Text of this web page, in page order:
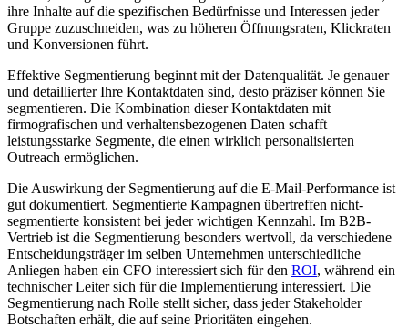
ihre Inhalte auf die spezifischen Bedürfnisse und Interessen jeder
Gruppe zuzuschneiden, was zu höheren Öffnungsraten, Klickraten
und Konversionen führt.
Effektive Segmentierung beginnt mit der Datenqualität. Je genauer
und detaillierter Ihre Kontaktdaten sind, desto präziser können Sie
segmentieren. Die Kombination dieser Kontaktdaten mit
firmografischen und verhaltensbezogenen Daten schafft
leistungsstarke Segmente, die einen wirklich personalisierten
Outreach ermöglichen.
Die Auswirkung der Segmentierung auf die E-Mail-Performance ist
gut dokumentiert. Segmentierte Kampagnen übertreffen nicht-
segmentierte konsistent bei jeder wichtigen Kennzahl. Im B2B-
Vertrieb ist die Segmentierung besonders wertvoll, da verschiedene
Entscheidungsträger im selben Unternehmen unterschiedliche
Anliegen haben ein CFO interessiert sich für den ROI, während ein
technischer Leiter sich für die Implementierung interessiert. Die
Segmentierung nach Rolle stellt sicher, dass jeder Stakeholder
Botschaften erhält, die auf seine Prioritäten eingehen.